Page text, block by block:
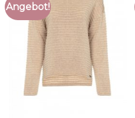
Angebot!